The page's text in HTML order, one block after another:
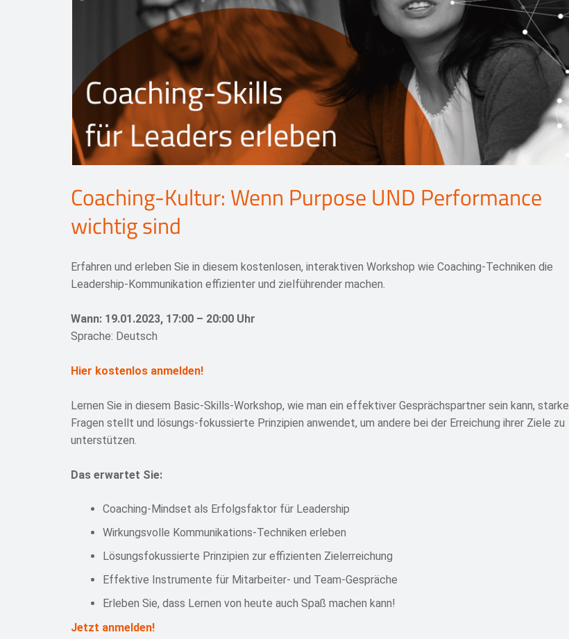
Coaching-Kultur: Wenn Purpose UND Performance
wichtig sind
Erfahren und erleben Sie in diesem kostenlosen, interaktiven Workshop wie Coaching-Techniken die
Leadership-Kommunikation effizienter und zielführender machen.
Wann: 19.01.2023, 17:00 – 20:00 Uhr
Sprache: Deutsch
Hier kostenlos anmelden!
Lernen Sie in diesem Basic-Skills-Workshop, wie man ein effektiver Gesprächspartner sein kann, starke
Fragen stellt und lösungs-fokussierte Prinzipien anwendet, um andere bei der Erreichung ihrer Ziele zu
unterstützen.
Das erwartet Sie:
Coaching-Mindset als Erfolgsfaktor für Leadership
Wirkungsvolle Kommunikations-Techniken erleben
Lösungsfokussierte Prinzipien zur effizienten Zielerreichung
Effektive Instrumente für Mitarbeiter- und Team-Gespräche
Erleben Sie, dass Lernen von heute auch Spaß machen kann!
Jetzt anmelden!